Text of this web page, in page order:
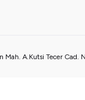
Mah. A.Kutsi Tecer Cad.